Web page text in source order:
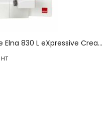
Machine à broder électronique Elna 830 L eXpressive Creative edition
HT